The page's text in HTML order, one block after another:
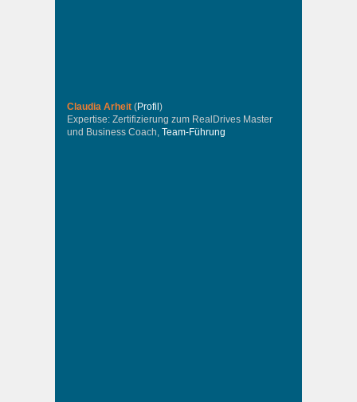
Claudia Arheit (Profil )
Expertise: Zertifizierung zum RealDrives Master
und Business Coach, Team-Führung